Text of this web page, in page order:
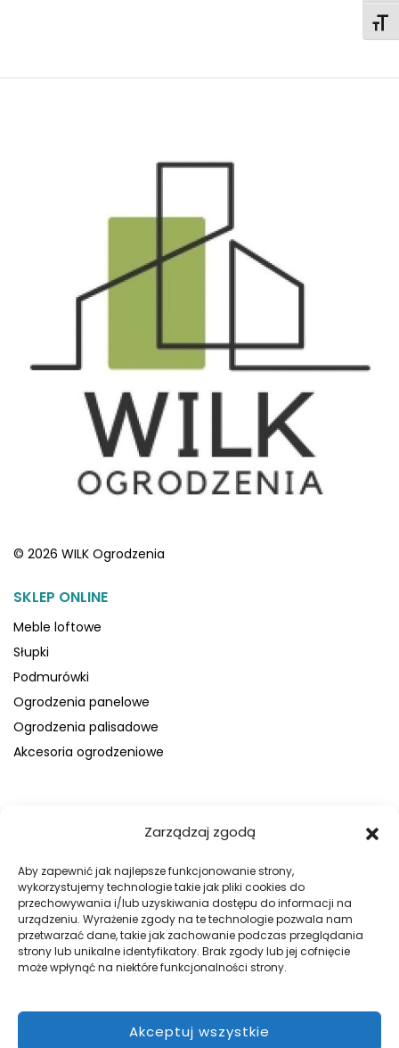
Zarządzaj zgodą
Aby zapewnić jak najlepsze funkcjonowanie strony,
wykorzystujemy technologie takie jak pliki cookies do
przechowywania i/lub uzyskiwania dostępu do informacji na
urządzeniu. Wyrażenie zgody na te technologie pozwala nam
przetwarzać dane, takie jak zachowanie podczas przeglądania
strony lub unikalne identyfikatory. Brak zgody lub jej cofnięcie
może wpłynąć na niektóre funkcjonalności strony.
Akceptuj wszystkie
© 2026 WILK Ogrodzenia
SKLEP ONLINE
Meble loftowe
Słupki
Podmurówki
Ogrodzenia panelowe
Ogrodzenia palisadowe
Akcesoria ogrodzeniowe
Blog
Kontakt
Galeria
Regulamin
Polityka prywatności